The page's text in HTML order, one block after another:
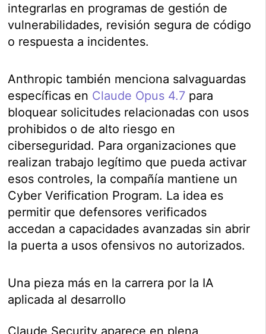
integrarlas en programas de gestión de
vulnerabilidades, revisión segura de código
o respuesta a incidentes.
Anthropic también menciona salvaguardas
específicas en Claude Opus 4.7 para
bloquear solicitudes relacionadas con usos
prohibidos o de alto riesgo en
ciberseguridad. Para organizaciones que
realizan trabajo legítimo que pueda activar
esos controles, la compañía mantiene un
Cyber Verification Program. La idea es
permitir que defensores verificados
accedan a capacidades avanzadas sin abrir
la puerta a usos ofensivos no autorizados.
Una pieza más en la carrera por la IA
aplicada al desarrollo
Claude Security aparece en plena